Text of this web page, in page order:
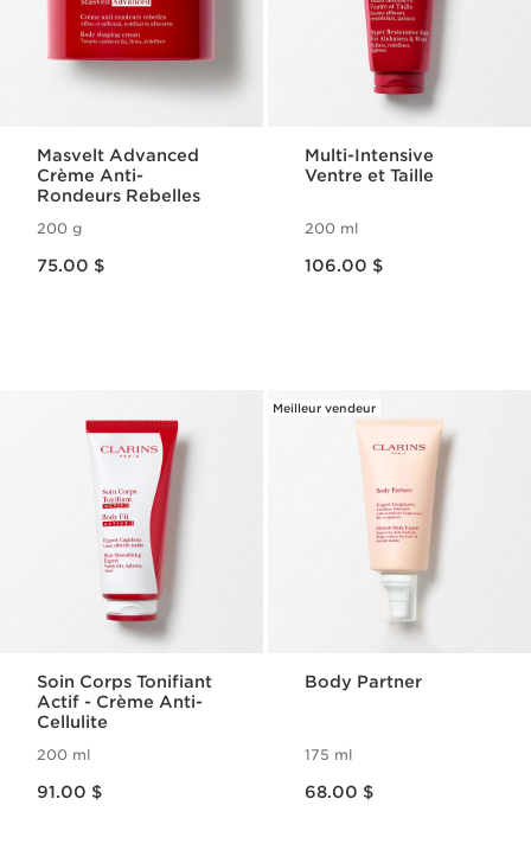
Masvelt Advanced
Crème Anti-
Rondeurs Rebelles
200 g
75.00 $
Multi-Intensive
Ventre et Taille
200 ml
106.00 $
Soin Corps Tonifiant
Actif - Crème Anti-
Cellulite
200 ml
91.00 $
Meilleur vendeur
Body Partner
175 ml
68.00 $